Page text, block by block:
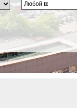
Любой ⊞